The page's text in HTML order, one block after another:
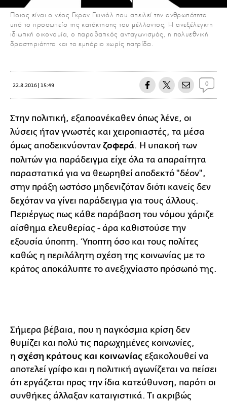
Ποιος είναι ο νέος Γκραν Γκινιόλ που απειλεί την ανθρωπότητα
υπό το προσωπείο της κατάκτησης του μέλλοντος; Η ανεξέλεγκτη
ιδιωτική οικονομία, ο παραβατικός ανταγωνισμός, η πολυεθνική
δραστηριότητα και το εμπόριο χωρίς πατρίδα.
22.8.2016 | 15:49 0
Στην πολιτική, εξαποανέκαθεν όπως λένε, οι
λύσεις ήταν γνωστές και χειροπιαστές, τα μέσα
όμως αποδεικνύονταν ζοφερά. Η υπακοή των
πολιτών για παράδειγμα είχε όλα τα απαραίτητα
παραστατικά για να θεωρηθεί αποδεκτό "δέον",
στην πράξη ωστόσο μηδενιζόταν διότι κανείς δεν
δεχόταν να γίνει παράδειγμα για τους άλλους.
Περιέργως πως κάθε παράβαση του νόμου χάριζε
αίσθημα ελευθερίας - άρα καθιστούσε την
εξουσία ύποπτη. Ύποπτη όσο και τους πολίτες
καθώς η περιλάλητη σχέση της κοινωνίας με το
κράτος αποκάλυπτε το ανεξιχνίαστο πρόσωπό της.
Σήμερα βέβαια, που η παγκόσμια κρίση δεν
θυμίζει και πολύ τις παρωχημένες κοινωνίες,
η σχέση κράτους και κοινωνίας εξακολουθεί να
αποτελεί γρίφο και η πολιτική αγωνίζεται να πείσει
ότι εργάζεται προς την ίδια κατεύθυνση, παρότι οι
συνθήκες άλλαξαν καταιγιστικά. Τι ακριβώς